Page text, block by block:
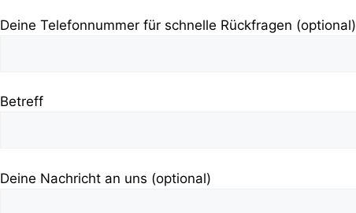
Deine Telefonnummer für schnelle Rückfragen (optional)
Betreff
Deine Nachricht an uns (optional)